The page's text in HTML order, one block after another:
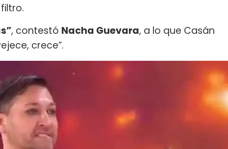
, contestó Nacha Guevara, a lo que Casán
crece”.